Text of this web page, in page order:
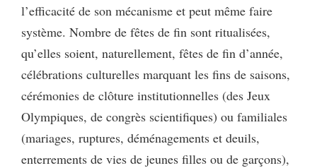
l’efficacité de son mécanisme et peut même faire
système. Nombre de fêtes de fin sont ritualisées,
qu’elles soient, naturellement, fêtes de fin d’année,
célébrations culturelles marquant les fins de saisons,
cérémonies de clôture institutionnelles (des Jeux
Olympiques, de congrès scientifiques) ou familiales
(mariages, ruptures, déménagements et deuils,
enterrements de vies de jeunes filles ou de garçons),